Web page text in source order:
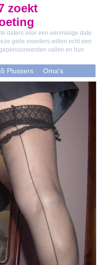
zoekt
daters voor een eenmalige date
geile moeders willen echt een
vallen en hun
Plussers Oma's